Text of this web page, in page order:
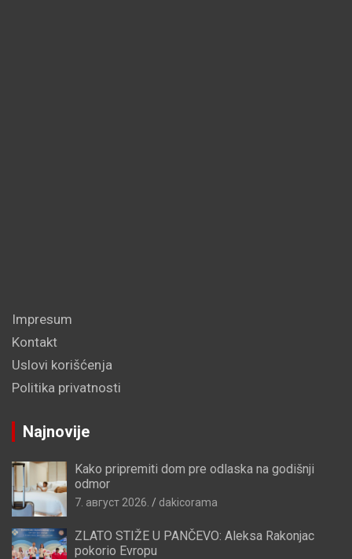
Impresum
Kontakt
Uslovi korišćenja
Politika privatnosti
Najnovije
Kako pripremiti dom pre odlaska na godišnji
odmor
7. август 2026. dakicorama
ZLATO STIŽE U PANČEVO: Aleksa Rakonjac
pokorio Evropu